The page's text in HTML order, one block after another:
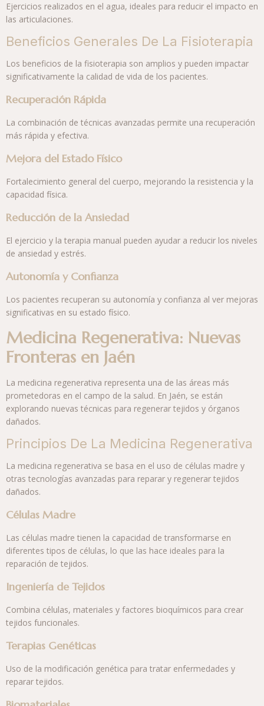
Ejercicios realizados en el agua, ideales para reducir el impacto en
las articulaciones.
Beneficios Generales De La Fisioterapia
Los beneficios de la fisioterapia son amplios y pueden impactar
significativamente la calidad de vida de los pacientes.
Recuperación Rápida
La combinación de técnicas avanzadas permite una recuperación
más rápida y efectiva.
Mejora del Estado Físico
Fortalecimiento general del cuerpo, mejorando la resistencia y la
capacidad física.
Reducción de la Ansiedad
El ejercicio y la terapia manual pueden ayudar a reducir los niveles
de ansiedad y estrés.
Autonomía y Confianza
Los pacientes recuperan su autonomía y confianza al ver mejoras
significativas en su estado físico.
Medicina Regenerativa: Nuevas
Fronteras en Jaén
La medicina regenerativa representa una de las áreas más
prometedoras en el campo de la salud. En Jaén, se están
explorando nuevas técnicas para regenerar tejidos y órganos
dañados.
Principios De La Medicina Regenerativa
La medicina regenerativa se basa en el uso de células madre y
otras tecnologías avanzadas para reparar y regenerar tejidos
dañados.
Células Madre
Las células madre tienen la capacidad de transformarse en
diferentes tipos de células, lo que las hace ideales para la
reparación de tejidos.
Ingeniería de Tejidos
Combina células, materiales y factores bioquímicos para crear
tejidos funcionales.
Terapias Genéticas
Uso de la modificación genética para tratar enfermedades y
reparar tejidos.